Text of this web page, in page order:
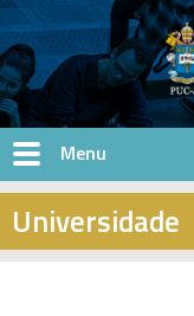
Pular para o conteúdo
Universidade